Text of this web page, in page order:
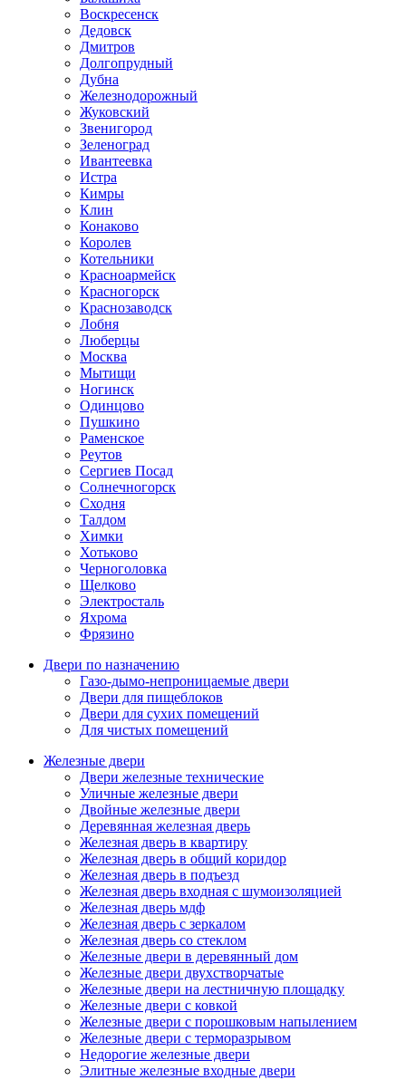
Воскресенск
Дедовск
Дмитров
Долгопрудный
Дубна
Железнодорожный
Жуковский
Звенигород
Зеленоград
Ивантеевка
Истра
Кимры
Клин
Конаково
Королев
Котельники
Красноармейск
Красногорск
Краснозаводск
Лобня
Люберцы
Москва
Мытищи
Ногинск
Одинцово
Пушкино
Раменское
Реутов
Сергиев Посад
Солнечногорск
Сходня
Талдом
Химки
Хотьково
Черноголовка
Щелково
Электросталь
Яхрома
Фрязино
Двери по назначению
Газо-дымо-непроницаемые двери
Двери для пищеблоков
Двери для сухих помещений
Для чистых помещений
Железные двери
Двери железные технические
Уличные железные двери
Двойные железные двери
Деревянная железная дверь
Железная дверь в квартиру
Железная дверь в общий коридор
Железная дверь в подъезд
Железная дверь входная с шумоизоляцией
Железная дверь мдф
Железная дверь с зеркалом
Железная дверь со стеклом
Железные двери в деревянный дом
Железные двери двухстворчатые
Железные двери на лестничную площадку
Железные двери с ковкой
Железные двери с порошковым напылением
Железные двери с терморазрывом
Недорогие железные двери
Элитные железные входные двери